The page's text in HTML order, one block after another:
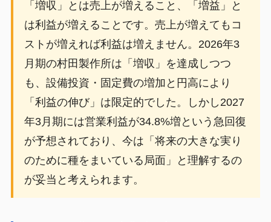
「増収」とは売上が増えること、「増益」と
は利益が増えることです。売上が増えてもコ
ストが増えれば利益は増えません。2026年3
月期の村田製作所は「増収」を達成しつつ
も、設備投資・固定費の増加と円高により
「利益の伸び」は限定的でした。しかし2027
年3月期には営業利益が34.8%増という急回復
が予想されており、今は「将来の大きな実り
のために種をまいている局面」と理解するの
が妥当と考えられます。